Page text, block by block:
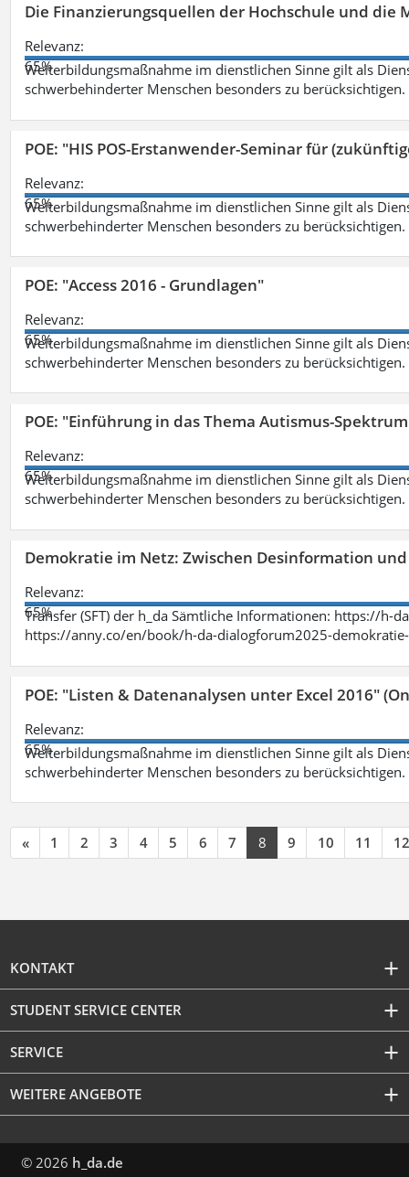
Die Finanzierungsquellen der Hochschule und die
Relevanz:
65%
Weiterbildungsmaßnahme im dienstlichen Sinne gilt als
schwerbehinderter Menschen besonders zu berücksichtigen.
POE: "HIS POS-Erstanwender-Seminar für
Relevanz:
65%
Weiterbildungsmaßnahme im dienstlichen Sinne gilt als
schwerbehinderter Menschen besonders zu berücksichtigen.
POE: "Access 2016 - Grundlagen"
Relevanz:
65%
Weiterbildungsmaßnahme im dienstlichen Sinne gilt als
schwerbehinderter Menschen besonders zu berücksichtigen.
POE: "Einführung in das Thema Autismus-
Relevanz:
65%
Weiterbildungsmaßnahme im dienstlichen Sinne gilt als
schwerbehinderter Menschen besonders zu berücksichtigen.
Demokratie im Netz: Zwischen Desinformation
Relevanz:
65%
Transfer (SFT) der h_da Sämtliche Informationen: https://
https://anny.co/en/book/h-da-dialogforum2025-
POE: "Listen & Datenanalysen unter Excel 2016"
Relevanz:
65%
Weiterbildungsmaßnahme im dienstlichen Sinne gilt als
schwerbehinderter Menschen besonders zu berücksichtigen.
« 1 2 3 4 5 6 7 8 9 10 11 12
KONTAKT
STUDENT SERVICE CENTER
SERVICE
WEITERE ANGEBOTE
© 2026 h_da.de